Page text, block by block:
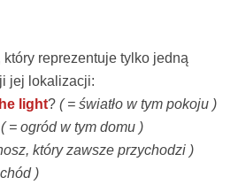
reprezentuje tylko jedną
jej lokalizacji:
light? ( = światło w tym pokoju )
( = ogród w tym domu )
który zawsze przychodzi )
)